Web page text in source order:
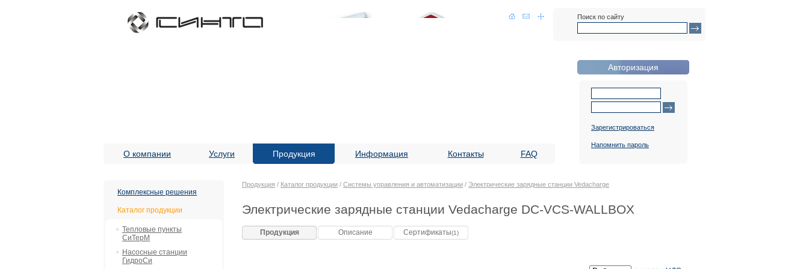
Поиск по сайту
О компании Услуги Продукция Информация Контакты FAQ
Авторизация
Зарегистрироваться
Напомнить пароль
Комплексные решения
Каталог продукции
Тепловые пункты
СиТерМ
Насосные станции
ГидроСи
Продукция / Каталог продукции / Системы управления и автоматизации / Электрические зарядные станции Vedacharge
Электрические зарядные станции Vedacharge DC-VCS-WALLBOX
Продукция Описание Сертификаты(1)